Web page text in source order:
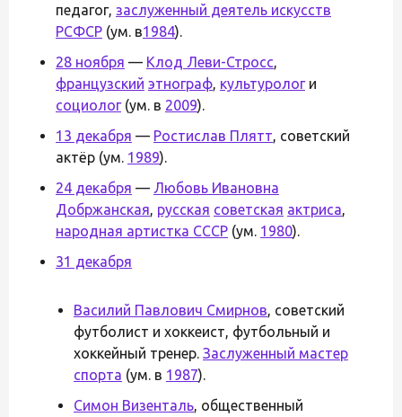
педагог, заслуженный деятель искусств
РСФСР (ум. в1984).
28 ноября — Клод Леви-Стросс,
французский этнограф, культурологи
социолог(ум. в 2009).
13 декабря — Ростислав Плятт, советский
актёр (ум. 1989).
24 декабря — Любовь Ивановна
Добржанская, русская советская актриса,
народная артистка СССР (ум. 1980).
31 декабря
Василий Павлович Смирнов, советский
футболист и хоккеист, футбольный и
хоккейный тренер. Заслуженный мастер
спорта (ум. в 1987).
Симон Визенталь, общественный